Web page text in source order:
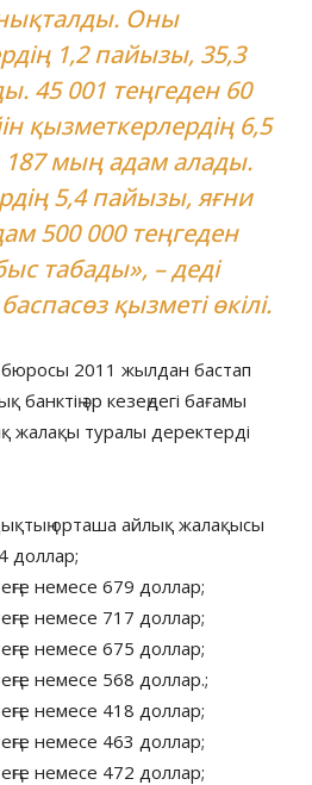
Оны
1,2 пайызы, 35,3
45 001 теңгеден 60
қызметкерлердің 6,5
мың адам алады.
5,4 пайызы, яғни
500 000 теңгеден
табады», – деді
қызметі өкілі.
бюросы 2011 жылдан бастап
әр кезеңдегі бағамы
туралы деректерді
орташа айлық жалақысы
доллар;
немесе 679 доллар;
немесе 717 доллар;
немесе 675 доллар;
немесе 568 доллар.;
немесе 418 доллар;
немесе 463 доллар;
немесе 472 доллар;